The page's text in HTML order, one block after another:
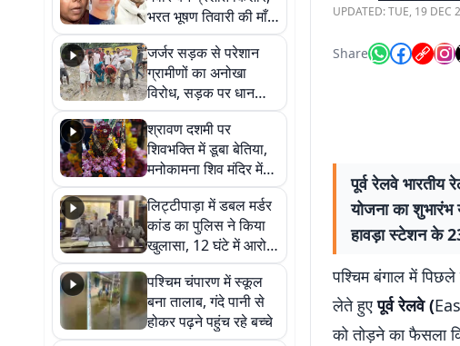
भरत भूषण तिवारी की माँ ने
कहा नहीं थी उम्मीद, बेटा
था तो किसी को बोलने की
नहीं थी हिम्मत
जर्जर सड़क से परेशान
ग्रामीणों का अनोखा
विरोध, सड़क पर धान
रोपकर और खाद डालकर
जताया आक्रोश
श्रावण दशमी पर
शिवभक्ति में डूबा बेतिया,
मनोकामना शिव मंदिर में
हुआ भव्य श्रृंगार
लिट्टीपाड़ा में डबल मर्डर
कांड का पुलिस ने किया
खुलासा, 12 घंटे में आरोपी
गिरफ्तार
पश्चिम चंपारण में स्कूल
बना तालाब, गंदे पानी से
होकर पढ़ने पहुंच रहे बच्चे
UPDATED:TUE, 19 DEC
Share
पूर्व रेलवे भारतीय
योजना का
हावड़ा स्टेशन के
पश्चिम बंगाल में
लेते हुएपूर्व रेलवे (
को तोड़ने का फैसला